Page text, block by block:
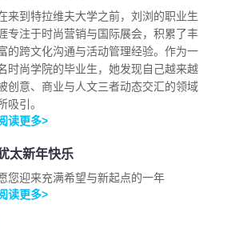
来到特拉维夫大学之前，刘浏的职业生
专注于时尚营销与国际展会，积累了丰
的跨文化沟通与活动管理经验。作为一
时尚学院的毕业生，她发现自己越来越
创意、商业与人文三者动态交汇的领域
吸引。
读更多>
太新年快乐
您迎来充满希望与新起点的一年
读更多>